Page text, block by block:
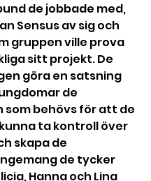
de jobbade med,
Sensus av sig och
gruppen ville prova
sitt projekt. De
göra en satsning
de
som behövs för att de
ta kontroll över
skapa de
de tycker
Hanna och Lina